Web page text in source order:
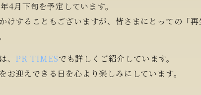
4月下旬を予定しています。
けすることもございますが、皆さまにとっての「再
、 PR TIMESでも詳しくご紹介しています。
お迎えできる日を心より楽しみにしています。